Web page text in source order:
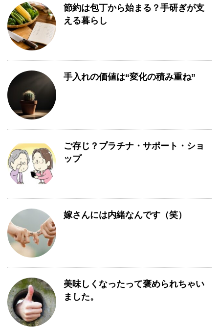
節約は包丁から始まる？手研ぎが支
える暮らし
手入れの価値は“変化の積み重ね”
ご存じ？プラチナ・サポート・ショ
ップ
嫁さんには内緒なんです（笑）
美味しくなったって褒められちゃい
ました。